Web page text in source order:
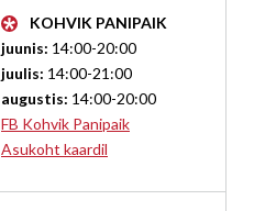
KOHVIK PANIPAIK
juunis: 14:00-20:00
juulis: 14:00-21:00
augustis: 14:00-20:00
FB Kohvik Panipaik
Asukoht kaardil